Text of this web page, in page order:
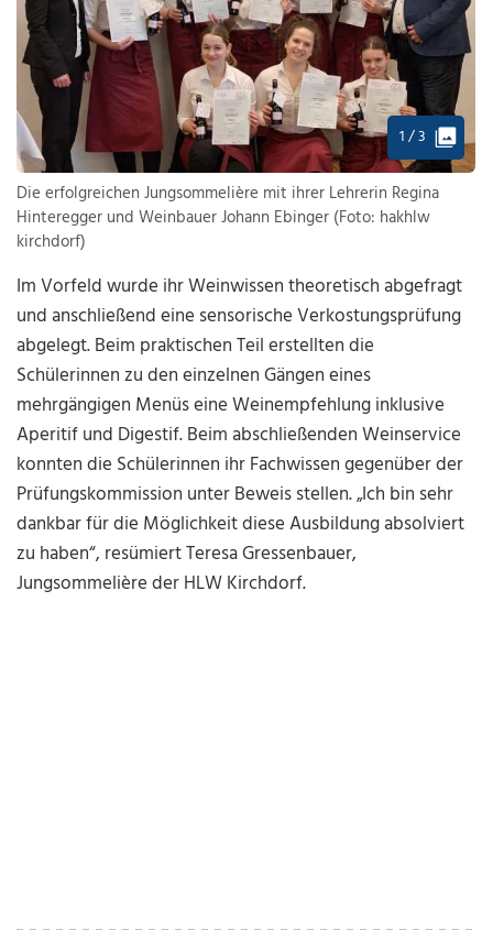
1 / 3
Die erfolgreichen Jungsommelière mit ihrer Lehrerin Regina
Hinteregger und Weinbauer Johann Ebinger (Foto: hakhlw
kirchdorf)
Im Vorfeld wurde ihr Weinwissen theoretisch abgefragt
und anschließend eine sensorische Verkostungsprüfung
abgelegt. Beim praktischen Teil erstellten die
Schülerinnen zu den einzelnen Gängen eines
mehrgängigen Menüs eine Weinempfehlung inklusive
Aperitif und Digestif. Beim abschließenden Weinservice
konnten die Schülerinnen ihr Fachwissen gegenüber der
Prüfungskommission unter Beweis stellen. „Ich bin sehr
dankbar für die Möglichkeit diese Ausbildung absolviert
zu haben“, resümiert Teresa Gressenbauer,
Jungsommelière der HLW Kirchdorf.